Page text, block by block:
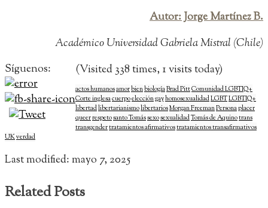
Autor: Jorge Martínez B.
Académico Universidad Gabriela Mistral (Chile)
Síguenos:
(Visited 338 times, 1 visits today)
actos humanosamorbienbiologíaBrad PittComunidad LGBTIQ+
Corte inglesacuerpoeleccióngayhomosexualidadLGBTLGBTIQ+
libertadlibertarianismolibertariosMorgan FreemanPersonaplacer
queerrespetosanto TomássexosexualidadTomás de Aquinotrans
transgendertratamientos afirmativostratamientos transafirmativos
UKverdad
Last modified: mayo 7, 2025
Related Posts